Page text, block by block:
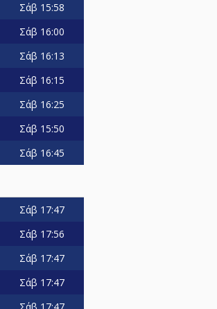
Σάβ 15:58
Σάβ 16:00
Σάβ 16:13
Σάβ 16:15
Σάβ 16:25
Σάβ 15:50
Σάβ 16:45
Σάβ 17:47
Σάβ 17:56
Σάβ 17:47
Σάβ 17:47